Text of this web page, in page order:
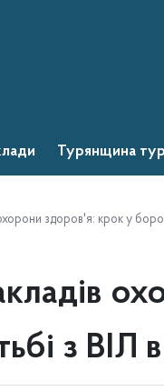
Турянщина
здоров'я: крок у
з ВІЛ в